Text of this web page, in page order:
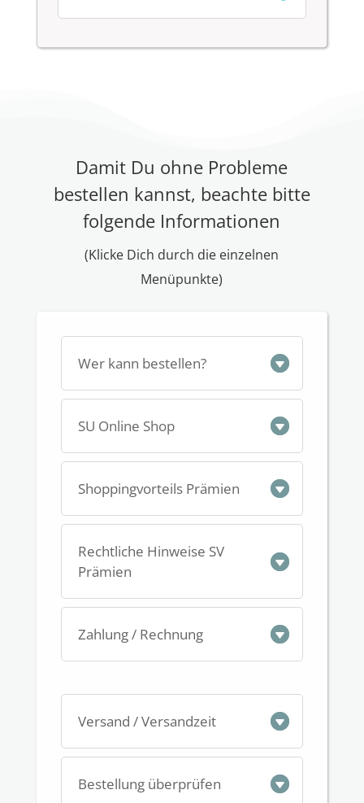
Damit Du ohne Probleme
bestellen kannst, beachte bitte
folgende Informationen
(Klicke Dich durch die einzelnen
Menüpunkte)
Wer kann bestellen?
SU Online Shop
Shoppingvorteils Prämien
Rechtliche Hinweise SV
Prämien
Zahlung / Rechnung
Versand / Versandzeit
Bestellung überprüfen